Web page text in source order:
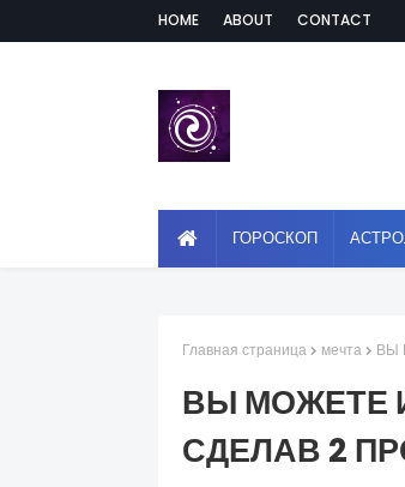
HOME ABOUT CONTACT
ГОРОСКОП
Главная страница мечта ВЫ
ВЫ МОЖЕТЕ
СДЕЛАВ 2